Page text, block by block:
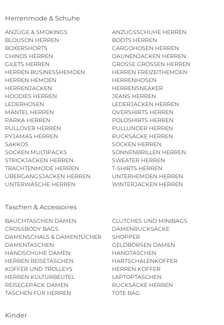
Herrenmode & Schuhe
ANZÜGE & SMOKINGS
ANZUGSSCHUHE HERREN
BLOUSON HERREN
BOOTS HERREN
BOXERSHORTS
CARGOHOSEN HERREN
CHINOS HERREN
DAUNENJACKEN HERREN
GILETS HERREN
GROSSE GRÖSSEN HERREN
HERREN BUSINESSHEMDEN
HERREN FREIZEITHEMDEN
HERREN HEMDEN
HERRENHOSEN
HERRENJACKEN
HERRENSNEAKER
HOODIES HERREN
JEANS HERREN
LEDERHOSEN
LEDERJACKEN HERREN
MÄNTEL HERREN
OVERSHIRTS HERREN
PARKA HERREN
POLOSHIRTS HERREN
PULLOVER HERREN
PULLUNDER HERREN
PYJAMAS HERREN
RUCKSÄCKE HERREN
SAKKOS
SOCKEN HERREN
SOCKEN MULTIPACKS
SONNENBRILLEN HERREN
STRICKJACKEN HERREN
SWEATER HERREN
TRACHTENMODE HERREN
T-SHIRTS HERREN
ÜBERGANGSJACKEN HERREN
UNTERHEMDEN HERREN
UNTERWÄSCHE HERREN
WINTERJACKEN HERREN
Taschen & Accessoires
BAUCHTASCHEN DAMEN
CLUTCHES UND MINIBAGS
CROSSBODY BAGS
DAMENRUCKSÄCKE
DAMENSCHALS & DAMENTÜCHER
SHOPPER
DAMENTASCHEN
GELDBÖRSEN DAMEN
HANDSCHUHE DAMEN
HANDTASCHEN
HERREN REISETASCHEN
HARTSCHALENKOFFER
KOFFER UND TROLLEYS
HERREN KOFFER
HERREN KULTURBEUTEL
LAPTOPTASCHEN
REISEGEPÄCK DAMEN
RUCKSÄCKE HERREN
TASCHEN FÜR HERREN
TOTE BAG
Kinder